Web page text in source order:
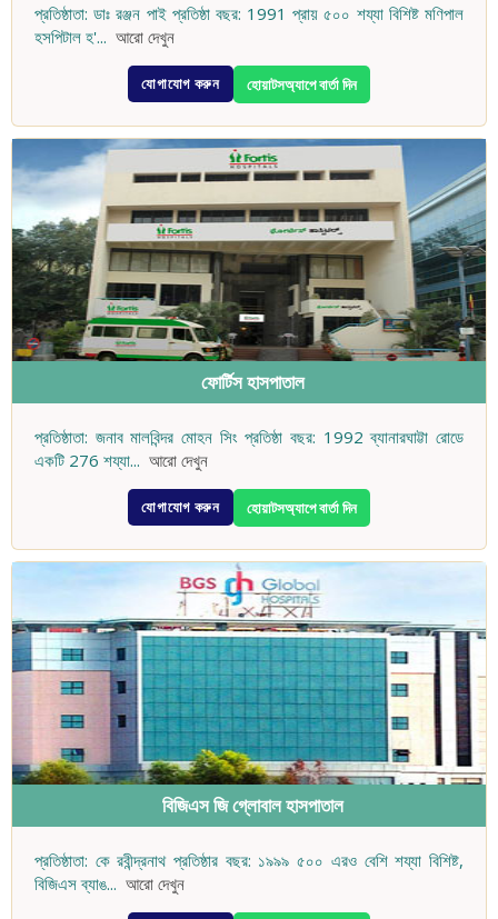
প্রতিষ্ঠাতা: ডাঃ রঞ্জন পাই প্রতিষ্ঠা বছর: 1991 প্রায় ৫০০ শয্যা বিশিষ্ট মণিপাল
হসপিটাল হ'... আরো দেখুন
যোগাযোগ করুন হোয়াটসঅ্যাপে বার্তা দিন
ফোর্টিস হাসপাতাল
প্রতিষ্ঠাতা: জনাব মালবিন্দর মোহন সিং প্রতিষ্ঠা বছর: 1992 ব্যানারঘাট্টা রোডে
একটি 276 শয্যা... আরো দেখুন
যোগাযোগ করুন হোয়াটসঅ্যাপে বার্তা দিন
বিজিএস জি গ্লোবাল হাসপাতাল
প্রতিষ্ঠাতা: কে রবীন্দ্রনাথ প্রতিষ্ঠার বছর: ১৯৯৯ ৫০০ এরও বেশি শয্যা বিশিষ্ট,
বিজিএস ব্যাঙ... আরো দেখুন